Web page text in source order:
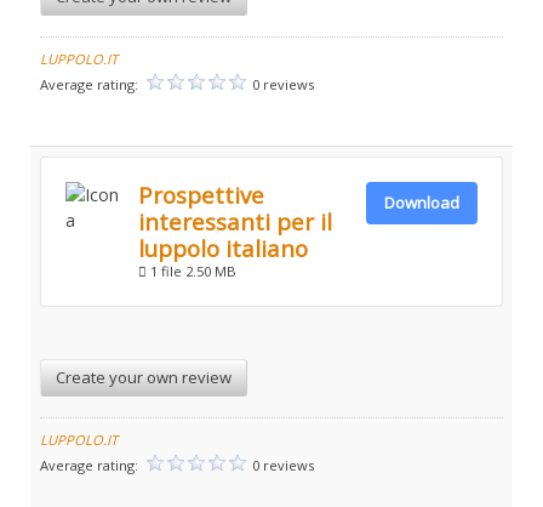
LUPPOLO.IT
Average rating:
0 reviews
Prospettive
interessanti per il
luppolo italiano
1 file 2.50 MB
Download
Create your own review
LUPPOLO.IT
Average rating:
0 reviews